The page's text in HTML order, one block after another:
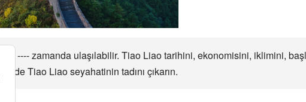
---- zamanda ulaşılabilir. Tiao Liao tarihini, ekonomisini, iklimini,
Tiao Liao seyahatinin tadını çıkarın.